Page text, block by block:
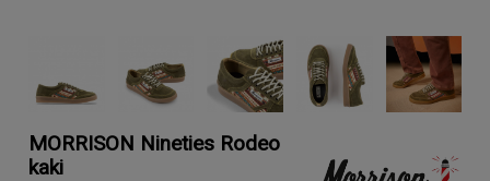
MORRISON Nineties Rodeo
kaki